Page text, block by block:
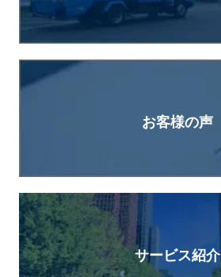
お客様の声
サービス紹介